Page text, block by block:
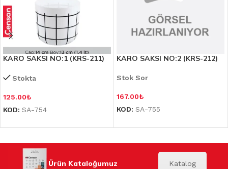
KARO SAKSI NO:1 (KRS-211)
Stokta
125.00₺
KOD: SA-754
KARO SAKSI NO:2 (KRS-212)
Stok Sor
167.00₺
KOD: SA-755
Ürün Kataloğumuz Katalog